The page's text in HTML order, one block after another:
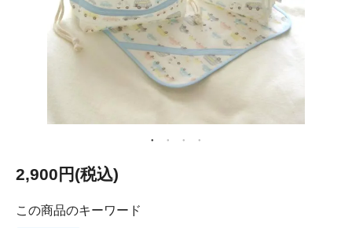
2,900円(税込)
この商品のキーワード